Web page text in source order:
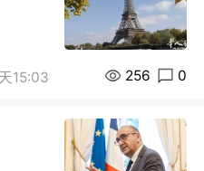
15:03 256 0